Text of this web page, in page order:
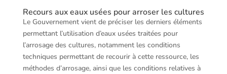
Recours aux eaux usées pour arroser les cultures
Le Gouvernement vient de préciser les derniers éléments
permettant l’utilisation d’eaux usées traitées pour
l’arrosage des cultures, notamment les conditions
techniques permettant de recourir à cette ressource, les
méthodes d’arrosage, ainsi que les conditions relatives à